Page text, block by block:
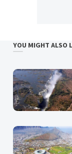
YOU MIGHT ALSO